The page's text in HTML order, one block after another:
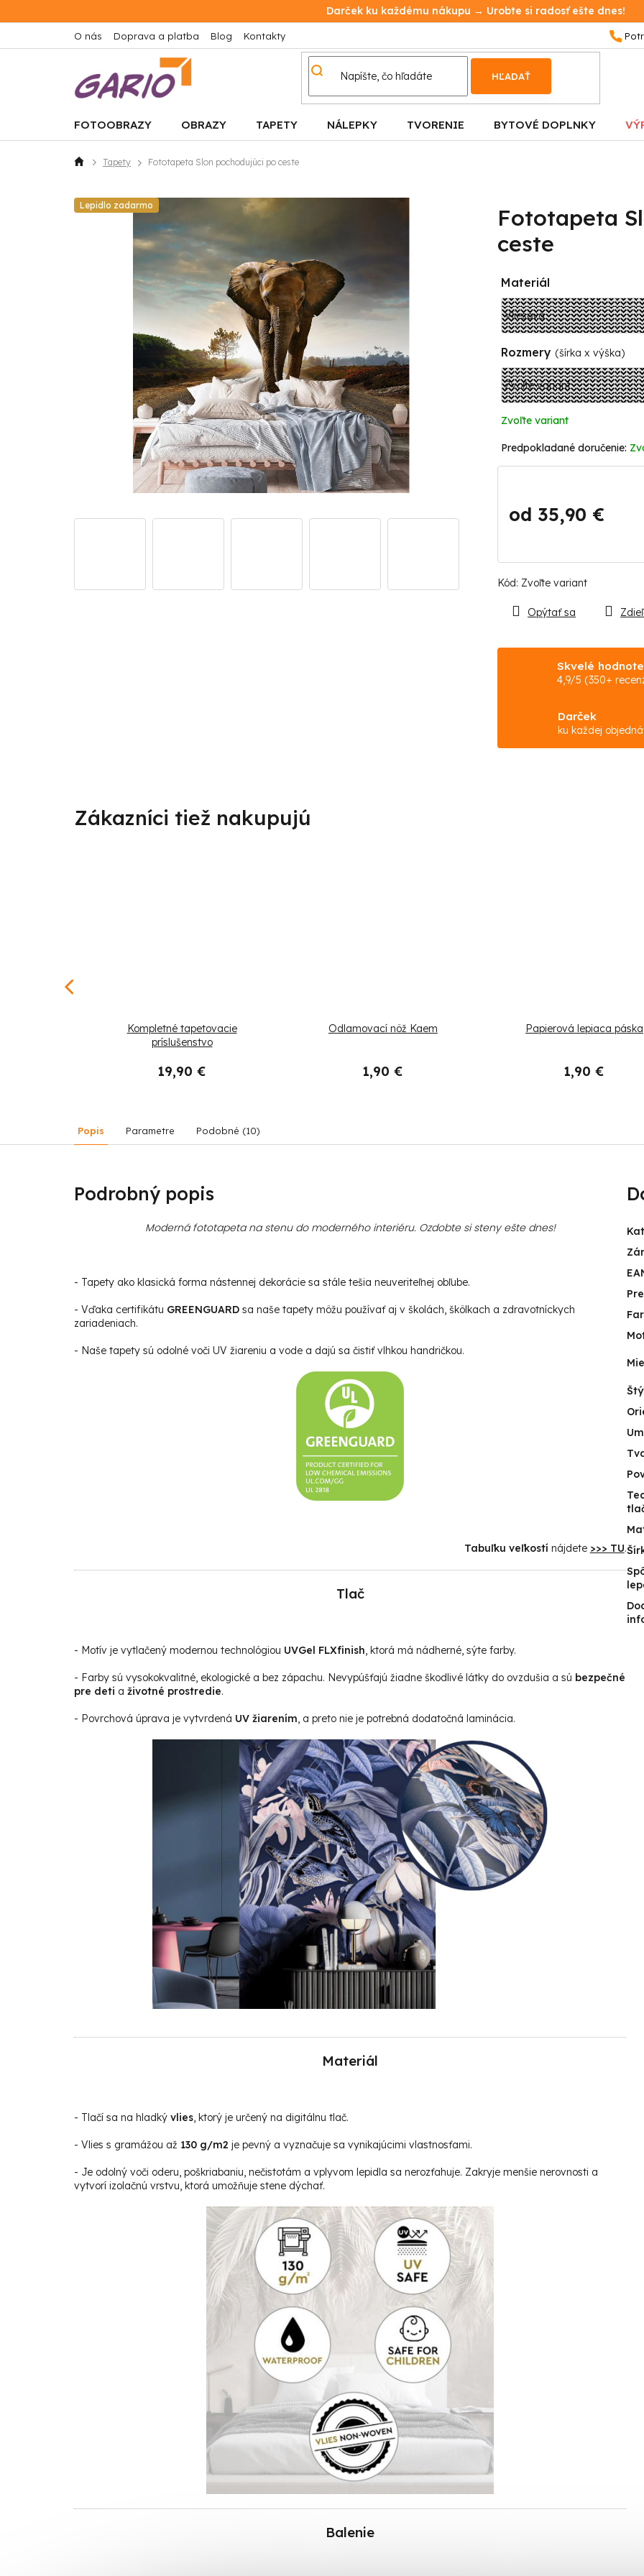
na
Darček ku každému nákupu → Urobte si radosť ešte dnes!
O nás Doprava a platba Blog Kontakty
HĽADAŤ
FOTOOBRAZY OBRAZY TAPETY NÁLEPKY TVORENIE BYTOVÉ DOPLNKY
DomovTapety Fototapeta Slon pochodujúci po ceste
Lepidlo zadarmo
Fototapeta
ceste
Kód: Zvoľte variant
Materiál
Rozmery (šírka x výška)
Zvoľte variant
od 35,90 €
Jednotková
Skvelé
4,9/5 (350+
Darček
ku každej
Opýtať sa
Kompletné tapetovacie
príslušenstvo
19,90 €
Odlamovací nôž Kaem
1,90 €
Papierová lepiaca páska
1,90 €
Popis Parametre Podobné (10)
Podrobný popis
Moderná fototapeta na stenu do moderného interiéru. Ozdobte si steny ešte dnes!
- Tapety ako klasická forma nástennej dekorácie sa stále tešia neuveriteľnej obľube.
- Vďaka certifikátu GREENGUARD sa naše tapety môžu používať aj v školách, škôlkach a zdravotníckych
zariadeniach.
- Naše tapety sú odolné voči UV žiareniu a vode a dajú sa čistiť vlhkou handričkou.
Tabuľku veľkostínájdete >>> TU.
Tlač
- Motív je vytlačený modernou technológiou UVGel FLXfinish, ktorá má nádherné, sýte farby.
- Farby sú vysokokvalitné, ekologické a bez zápachu. Nevypúšťajú žiadne škodlivé látky do ovzdušia a sú bezpečné
pre deti a životné prostredie.
- Povrchová úprava je vytvrdená UV žiarením, a preto nie je potrebná dodatočná laminácia.
Materiál
- Tlačí sa na hladký vlies, ktorý je určený na digitálnu tlač.
- Vlies s gramážou až 130 g/m2 je pevný a vyznačuje sa vynikajúcimi vlastnosťami.
- Je odolný voči oderu, poškriabaniu, nečistotám a vplyvom lepidla sa nerozťahuje. Zakryje menšie nerovnosti a
vytvorí izolačnú vrstvu, ktorá umožňuje stene dýchať.
Balenie